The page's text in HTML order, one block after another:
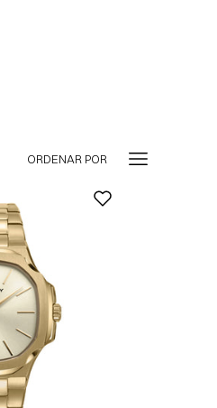
ORDENAR POR